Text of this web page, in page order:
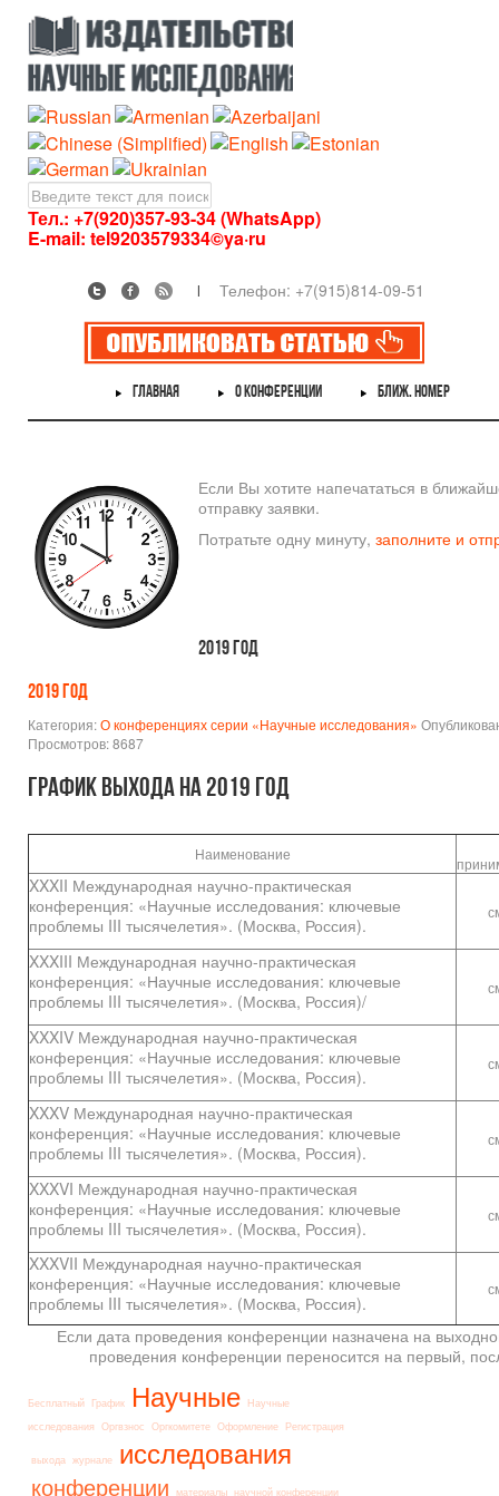
Тел.: +7(920)357-93-34 (WhatsApp)
E-mail: tel9203579334©ya·ru
Телефон: +7(915)814-09-51
ГЛАВНАЯ О КОНФЕРЕНЦИИ БЛИЖ. НОМЕР
Если Вы хотите напечататься в
отправку заявки.
Потратьте одну минуту, заполните и
2019 год
2019 год
Категория:О конференциях серии «Научные исследования»
Просмотров: 8687
График выхода на 2019 год
Наименование
XXXII Международная научно-практическая
конференция: «Научные исследования: ключевые
проблемы III тысячелетия». (Москва, Россия).
XXXIII Международная научно-практическая
конференция: «Научные исследования: ключевые
проблемы III тысячелетия». (Москва, Россия)/
XXXIV Международная научно-практическая
конференция: «Научные исследования: ключевые
проблемы III тысячелетия». (Москва, Россия).
XXXV Международная научно-практическая
конференция: «Научные исследования: ключевые
проблемы III тысячелетия». (Москва, Россия).
XXXVI Международная научно-практическая
конференция: «Научные исследования: ключевые
проблемы III тысячелетия». (Москва, Россия).
XXXVII Международная научно-практическая
конференция: «Научные исследования: ключевые
проблемы III тысячелетия». (Москва, Россия).
Если дата проведения конференции назначена на
проведения конференции переносится на первый,
Бесплатный График Научные Научные
исследования Оргвзнос Оргкомитете Оформление Регистрация
выхода журнале исследования
конференции материалы научной конференции